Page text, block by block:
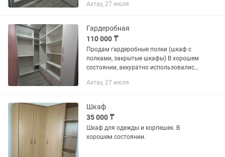
одежду, обувь, сумки и другие вещи.
Актау, 27 июля
Гардеробная
110 000 ₸
Продам гардеробные полки (шкаф с
полками, закрытые шкафы) В хорошем
состоянии, аккуратно использовались.
исправно, без поломок. Закрытая
Актау, 27 июля
Шкаф
35 000 ₸
Шкаф для одежды и корпешек. В
хорошем состоянии.